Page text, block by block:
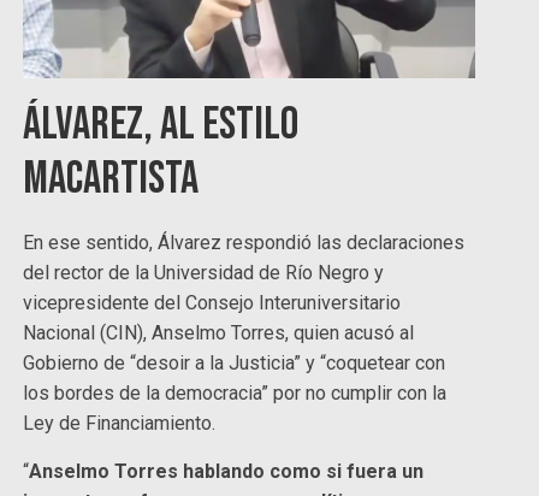
Álvarez, al estilo
macartista
En ese sentido, Álvarez respondió las declaraciones
del rector de la Universidad de Río Negro y
vicepresidente del Consejo Interuniversitario
Nacional (CIN), Anselmo Torres, quien acusó al
Gobierno de “desoir a la Justicia” y “coquetear con
los bordes de la democracia” por no cumplir con la
Ley de Financiamiento.
“Anselmo Torres hablando como si fuera un